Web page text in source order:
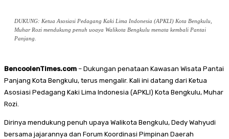
DUKUNG: Ketua Asosiasi Pedagang Kaki Lima Indonesia (APKLI) Kota Bengkulu,
Muhar Rozi mendukung penuh uoaya Walikota Bengkulu menata kembali Pantai
Panjang.
BencoolenTimes.com – Dukungan penataan Kawasan Wisata Pantai
Panjang Kota Bengkulu, terus mengalir. Kali ini datang dari Ketua
Asosiasi Pedagang Kaki Lima Indonesia (APKLI) Kota Bengkulu, Muhar
Rozi.
Dirinya mendukung penuh upaya Walikota Bengkulu, Dedy Wahyudi
bersama jajarannya dan Forum Koordinasi Pimpinan Daerah